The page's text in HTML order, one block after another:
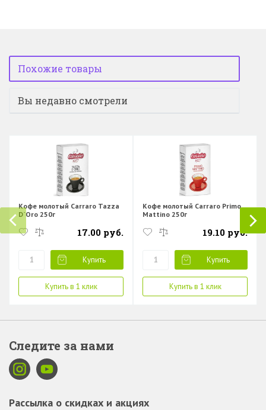
Похожие товары
Вы недавно смотрели
Кофе молотый Carraro Tazza
D`Oro 250г
17.00 руб.
Купить
Купить в 1 клик
Кофе молотый Carraro Primo
Mattino 250г
19.10 руб.
Купить
Купить в 1 клик
Следите за нами
Рассылка о скидках и акциях